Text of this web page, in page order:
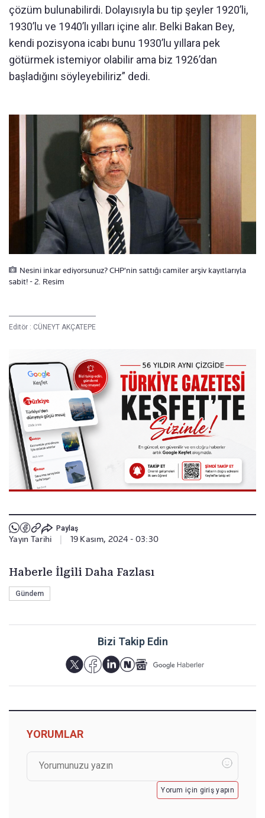
çözüm bulunabilirdi. Dolayısıyla bu tip şeyler 1920’li,
1930’lu ve 1940’lı yılları içine alır. Belki Bakan Bey,
kendi pozisyona icabı bunu 1930’lu yıllara pek
götürmek istemiyor olabilir ama biz 1926’dan
başladığını söyleyebiliriz” dedi.
Nesini inkar ediyorsunuz? CHP'nin sattığı camiler arşiv kayıtlarıyla
sabit! - 2. Resim
Editör : CÜNEYT AKÇATEPE
Paylaş
Yayın Tarihi | 19 Kasım, 2024 - 03:30
Haberle İlgili Daha Fazlası
Gündem
Bizi Takip Edin
YORUMLAR
Yorum için giriş yapın